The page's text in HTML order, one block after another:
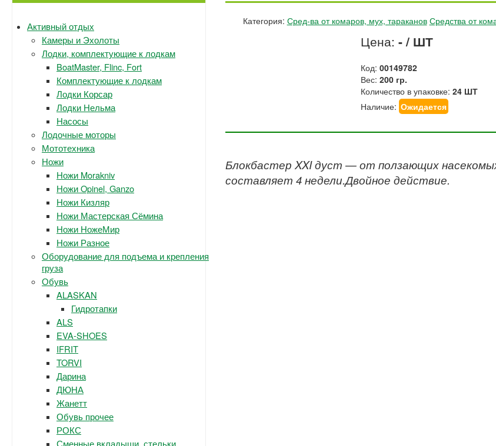
Активный отдых
Камеры и Эхолоты
Лодки, комплектующие к лодкам
BoatMaster, Flinc, Fort
Комплектующие к лодкам
Лодки Корсар
Лодки Нельма
Насосы
Лодочные моторы
Мототехника
Ножи
Ножи Morakniv
Ножи Opinel, Ganzo
Ножи Кизляр
Ножи Мастерская Сёмина
Ножи НожеМир
Ножи Разное
Оборудование для подъема и крепления
груза
Обувь
ALASKAN
Гидротапки
ALS
EVA-SHOES
IFRIT
TORVI
Дарина
ДЮНА
Жанетт
Обувь прочее
РОКС
Сменные вкладыши, стельки.
Категория: Сред-ва от комаров, мух, тараканов Средства от
Цена:- / ШТ
Код:00149782
Вес:200 гр.
Количество в упаковке:24 ШТ
Наличие: Ожидается
Блокбастер XXI дуст — от ползающих
составляет 4 недели.Двойное действие.